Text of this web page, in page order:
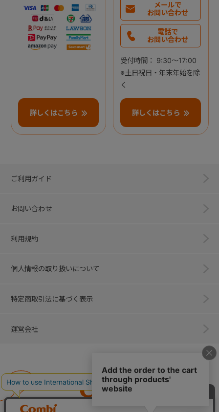
詳しくはこちら
メールで
お問い合わせ
電話で
お問い合わせ
受付時間： 9:30～17:00
※土日祝日・年末年始を除
く
詳しくはこちら
ご利用ガイド
お問い合わせ
利用規約
個人情報の取り扱いについて
特定商取引法に基づく表示
運営会社